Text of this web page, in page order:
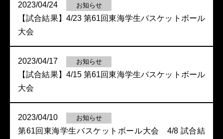
2023/04/24 お知らせ
【試合結果】4/23 第61回東海学生バスケットボール
大会
2023/04/17 お知らせ
【試合結果】4/15 第61回東海学生バスケットボール
大会
2023/04/10 お知らせ
第61回東海学生バスケットボール大会 4/8 試合結